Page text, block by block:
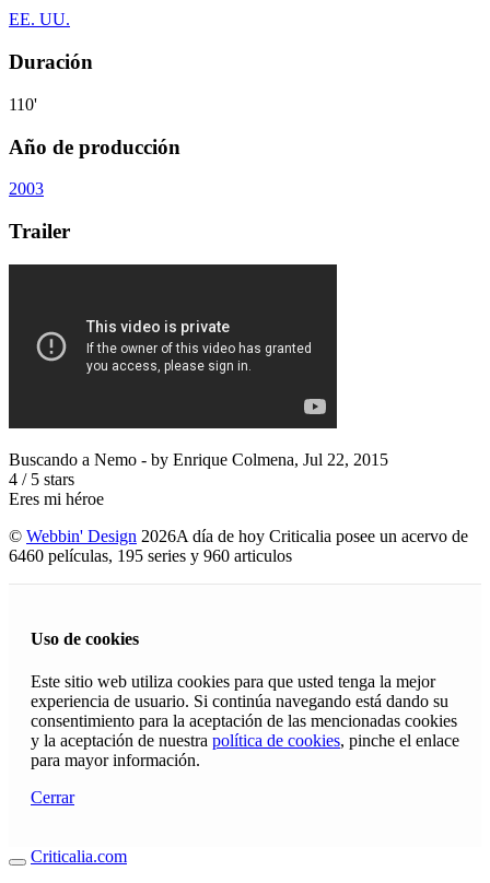
EE. UU.
Duración
110'
Año de producción
2003
Trailer
Buscando a Nemo - by Enrique Colmena, Jul 22, 2015
4 / 5 stars
Eres mi héroe
© Webbin' Design 2026A día de hoy Criticalia posee un acervo de
6460 películas, 195 series y 960 articulos
Uso de cookies
Este sitio web utiliza cookies para que usted tenga la mejor
experiencia de usuario. Si continúa navegando está dando su
consentimiento para la aceptación de las mencionadas cookies
y la aceptación de nuestra política de cookies, pinche el enlace
para mayor información.
Cerrar
Criticalia.com